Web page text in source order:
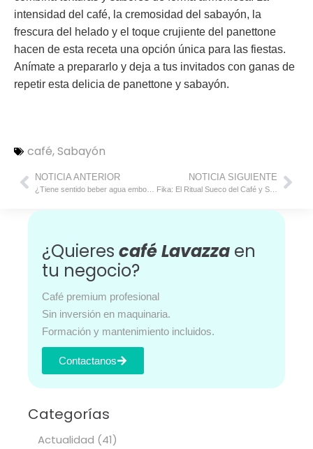
intensidad del café, la cremosidad del sabayón, la
frescura del helado y el toque crujiente del panettone
hacen de esta receta una opción única para las fiestas.
Anímate a prepararlo y deja a tus invitados con ganas de
repetir esta delicia de panettone y sabayón.
café,Sabayón
NOTICIA ANTERIOR NOTICIA SIGUIENTE
Fika: El Ritual Sueco del Café y Sus Beneficios para la Salud
¿Quieres café Lavazza en
tu negocio?
Café premium profesional
Sin inversión en maquinaria.
Formación y mantenimiento incluidos.
Contactanos
Categorías
Actualidad (41)